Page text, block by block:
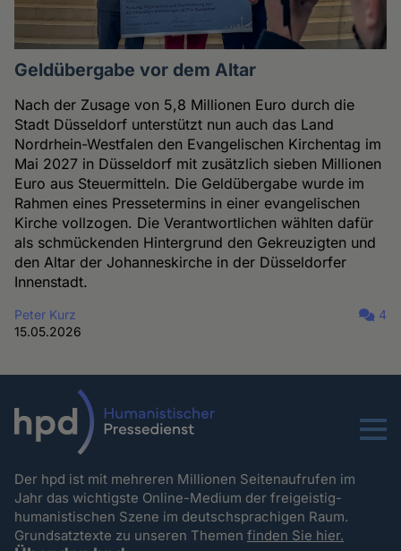
Geldübergabe vor dem Altar
Nach der Zusage von 5,8 Millionen Euro durch die
Stadt Düsseldorf unterstützt nun auch das Land
Nordrhein-Westfalen den Evangelischen Kirchentag im
Mai 2027 in Düsseldorf mit zusätzlich sieben Millionen
Euro aus Steuermitteln. Die Geldübergabe wurde im
Rahmen eines Pressetermins in einer evangelischen
Kirche vollzogen. Die Verantwortlichen wählten dafür
als schmückenden Hintergrund den Gekreuzigten und
den Altar der Johanneskirche in der Düsseldorfer
Innenstadt.
Peter Kurz
15.05.2026
4
Menu
Der hpd ist mit mehreren Millionen Seitenaufrufen im
Jahr das wichtigste Online-Medium der freigeistig-
humanistischen Szene im deutschsprachigen Raum.
Grundsatztexte zu unseren Themenfinden Sie hier.